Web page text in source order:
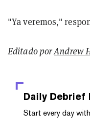
"Ya veremos,"
Editado porAndrew
Daily Debrief
Start every day